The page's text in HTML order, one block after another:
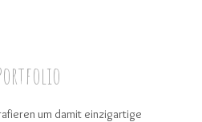
um damit einzigartige